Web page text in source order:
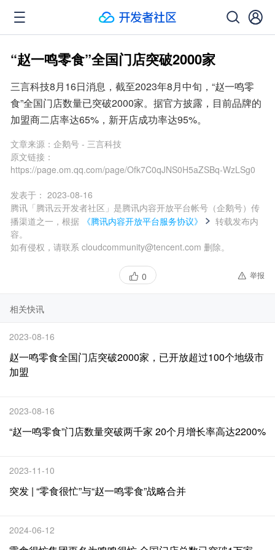
“赵一鸣零食”全国门店突破2000家
三言科技8月16日消息，截至2023年8月中旬，“赵一鸣零
食”全国门店数量已突破2000家。据官方披露，目前品牌的
加盟商二店率达65%，新开店成功率达95%。
文章来源： 企鹅号 - 三言科技
原文链接：
https://page.om.qq.com/page/Ofk7C0qJNS0H5aZSBq-WzLSg0
发表于： 2023-08-16
腾讯「腾讯云开发者社区」是腾讯内容开放平台帐号（企鹅号）传
播渠道之一，根据
《腾讯内容开放平台服务协议》
转载发布内
容。
如有侵权，请联系 cloudcommunity@tencent.com 删除。
0 举报
相关快讯
2023-08-16
赵一鸣零食全国门店突破2000家，已开放超过100个地级市
加盟
2023-08-16
“赵一鸣零食”门店数量突破两千家 20个月增长率高达2200%
2023-11-10
突发 | “零食很忙”与“赵一鸣零食”战略合并
2024-06-12